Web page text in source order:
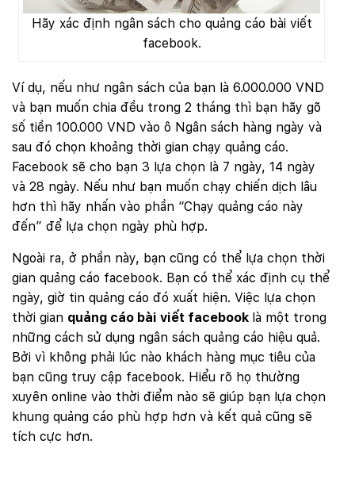
Hãy xác định ngân sách cho quảng cáo bài viết
facebook.
Ví dụ, nếu như ngân sách của bạn là 6.000.000 VND
và bạn muốn chia đều trong 2 tháng thì bạn hãy gõ
số tiền 100.000 VND vào ô Ngân sách hàng ngày và
sau đó chọn khoảng thời gian chạy quảng cáo.
Facebook sẽ cho bạn 3 lựa chọn là 7 ngày, 14 ngày
và 28 ngày. Nếu như bạn muốn chạy chiến dịch lâu
hơn thì hãy nhấn vào phần “Chạy quảng cáo này
đến” để lựa chọn ngày phù hợp.
Ngoài ra, ở phần này, bạn cũng có thể lựa chọn thời
gian quảng cáo facebook. Bạn có thể xác định cụ thể
ngày, giờ tin quảng cáo đó xuất hiện. Việc lựa chọn
thời gian quảng cáo bài viết facebook là một trong
những cách sử dụng ngân sách quảng cáo hiệu quả.
Bởi vì không phải lúc nào khách hàng mục tiêu của
bạn cũng truy cập facebook. Hiểu rõ họ thường
xuyên online vào thời điểm nào sẽ giúp bạn lựa chọn
khung quảng cáo phù hợp hơn và kết quả cũng sẽ
tích cực hơn.